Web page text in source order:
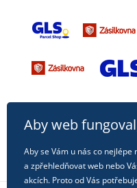
Aby web
Aby se Vám u nás co
a zpřehledňovat web nebo
akcích. Proto od Vás